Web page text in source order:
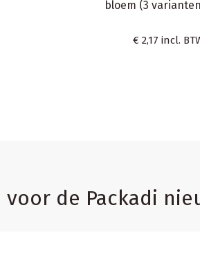
€ 20,56 incl. BTW €
voor de Packadi